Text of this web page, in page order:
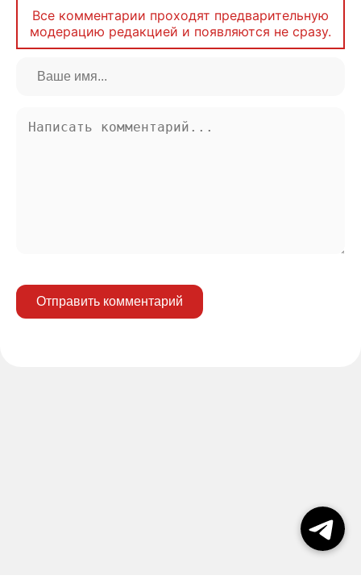
Все комментарии проходят предварительную
модерацию редакцией и появляются не сразу.
Отправить комментарий